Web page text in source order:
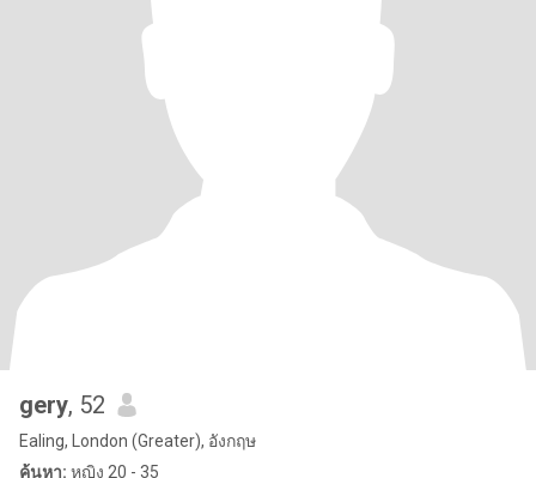
gery, 52
Ealing, London (Greater), อังกฤษ
ค้นหา: หญิง 20 - 35